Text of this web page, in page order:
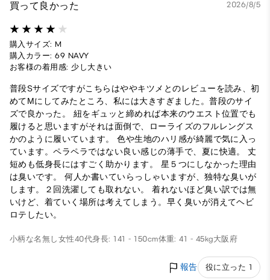
買って良かった 2026/8/5
購入サイズ: M
購入カラー: 69 NAVY
お客様の着用感: 少し大きい
普段Sサイズですがこちらはややキツメとのレビューを読み、初
めてМにしてみたところ、私には大きすぎました。普段のサイ
ズで良かった。 紐をギュッと締めれば本来のウエスト位置でも
履けると思いますがそれは面倒で、ローライズのフルレングス
かのように履いています。 色や生地のハリ感が綺麗で気に入っ
ています。ペラペラではない良い感じの薄手で、夏に快適。 丈
短めも低身長にはすごく助かります。 星５つにしなかった理由
は臭いです。 何人か書いていらっしゃいますが、独特な臭いが
します。２回洗濯しても取れない。 着れないほど臭い訳では無
いけど、着ていく場所は考えてしまう。早く臭いが消えてヘビ
ロテしたい。
小柄な名無し 女性40代身長: 141 - 150cm体重: 41 - 45kg大阪府
報告 役に立った 1